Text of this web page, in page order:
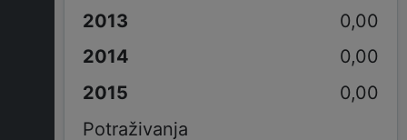
0,00
0,00
0,00
Potraživanja